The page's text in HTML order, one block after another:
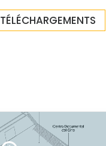
TÉLÉCHARGEMENTS